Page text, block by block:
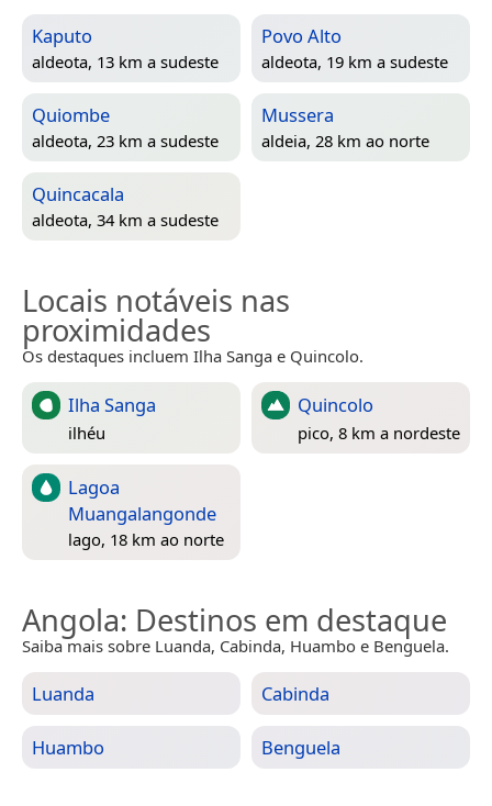
Kaputo
aldeota, 13 km a sudeste
Povo Alto
aldeota, 19 km a sudeste
Quiombe
aldeota, 23 km a sudeste
Mussera
aldeia, 28 km ao norte
Quincacala
aldeota, 34 km a sudeste
Locais notáveis nas
proximidades
Os destaques incluem Ilha Sanga e Quincolo.
Ilha Sanga
ilhéu
Quincolo
pico, 8 km a nordeste
Lagoa
Muangalangonde
lago, 18 km ao norte
Angola: Destinos em destaque
Saiba mais sobre Luanda, Cabinda, Huambo e Benguela.
Luanda Cabinda
Huambo Benguela